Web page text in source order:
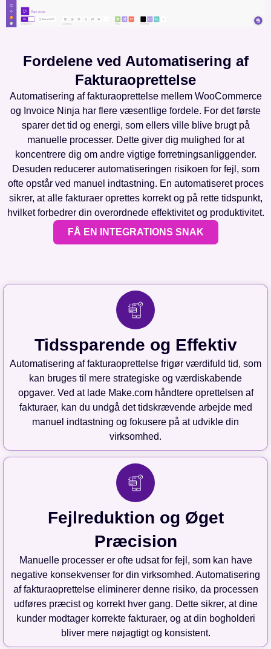
Fordelene ved Automatisering af
Fakturaoprettelse
Automatisering af fakturaoprettelse mellem WooCommerce
og Invoice Ninja har flere væsentlige fordele. For det første
sparer det tid og energi, som ellers ville blive brugt på
manuelle processer. Dette giver dig mulighed for at
koncentrere dig om andre vigtige forretningsanliggender.
Desuden reducerer automatiseringen risikoen for fejl, som
ofte opstår ved manuel indtastning. En automatiseret proces
sikrer, at alle fakturaer oprettes korrekt og på rette tidspunkt,
hvilket forbedrer din overordnede effektivitet og produktivitet.
FÅ EN INTEGRATIONS SNAK
Tidssparende og Effektiv
Automatisering af fakturaoprettelse frigør værdifuld tid, som
kan bruges til mere strategiske og værdiskabende
opgaver. Ved at lade Make.com håndtere oprettelsen af
fakturaer, kan du undgå det tidskrævende arbejde med
manuel indtastning og fokusere på at udvikle din
virksomhed.
Fejlreduktion og Øget
Præcision
Manuelle processer er ofte udsat for fejl, som kan have
negative konsekvenser for din virksomhed. Automatisering
af fakturaoprettelse eliminerer denne risiko, da processen
udføres præcist og korrekt hver gang. Dette sikrer, at dine
kunder modtager korrekte fakturaer, og at din bogholderi
bliver mere nøjagtigt og konsistent.